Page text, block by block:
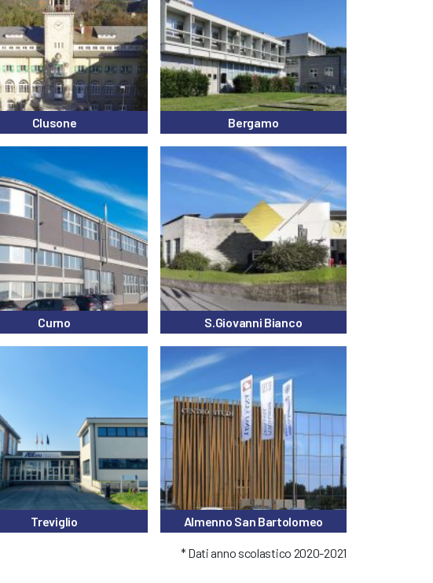
Clusone Bergamo
Curno S.Giovanni Bianco
Treviglio Almenno San Bartolomeo
* Dati anno scolastico 2020-2021